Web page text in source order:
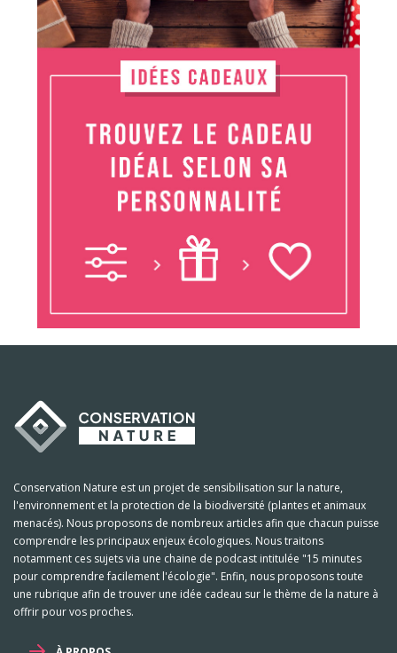
Conservation Nature est un projet de sensibilisation sur la nature,
l'environnement et la protection de la biodiversité (plantes et animaux
menacés). Nous proposons de nombreux articles afin que chacun puisse
comprendre les principaux enjeux écologiques. Nous traitons
notamment ces sujets via une chaine de podcast intitulée "15 minutes
pour comprendre facilement l'écologie". Enfin, nous proposons toute
une rubrique afin de trouver une idée cadeau sur le thème de la nature à
offrir pour vos proches.